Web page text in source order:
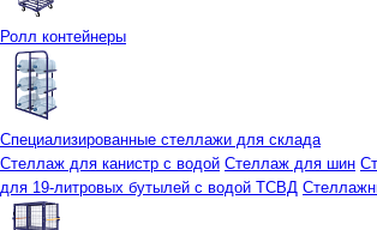
Ролл контейнеры
Специализированные стеллажи для склада
Стеллаж для канистр с водой Стеллаж для шин
для 19-литровых бутылей с водой ТСВД